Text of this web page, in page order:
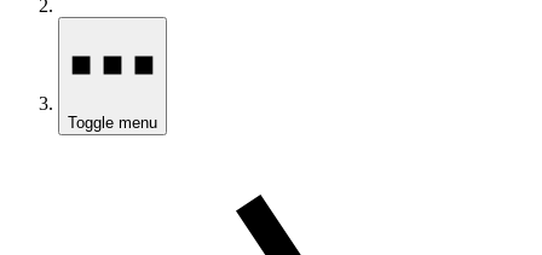
Toggle menu